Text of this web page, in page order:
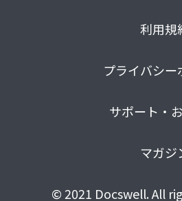
利用規
プライバシー
サポート・
マガジ
© 2021 Docswell. All